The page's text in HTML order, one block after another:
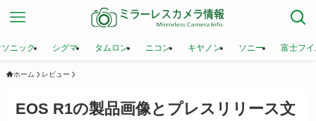
ニック シグマ タムロン ニコン キヤノン ソニー 富士フ
ホーム レビュー
EOS R1の製品画像とプレスリリース文